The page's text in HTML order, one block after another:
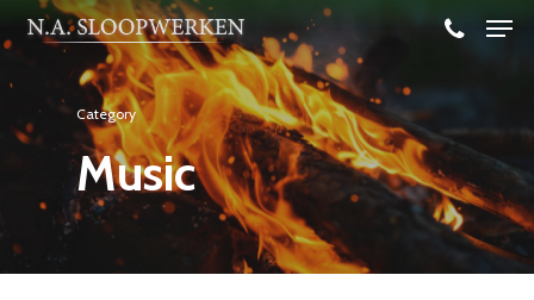
Category
Music